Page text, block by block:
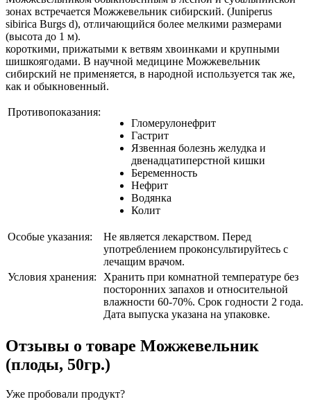
зонах встречается Можжевельник сибирский. (Juniperus
sibirica Burgs d), отличающийся более мелкими размерами
(высота до 1 м).
короткими, прижатыми к ветвям хвоинками и крупными
шишкоягодами. В научной медицине Можжевельник
сибирский не применяется, в народной используется так же,
как и обыкновенный.
Противопоказания:
Гломерулонефрит
Гастрит
Язвенная болезнь желудка и
двенадцатиперстной кишки
Беременность
Нефрит
Водянка
Колит
Особые указания:
Не является лекарством. Перед
употреблением проконсультируйтесь с
лечащим врачом.
Условия хранения:
Хранить при комнатной температуре без
посторонних запахов и относительной
влажности 60-70%. Срок годности 2 года.
Дата выпуска указана на упаковке.
Отзывы о товаре Можжевельник
(плоды, 50гр.)
Уже пробовали продукт?